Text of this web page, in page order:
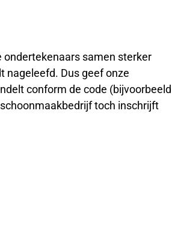
ondertekenaars samen sterker
nageleefd. Dus geef onze
conform de code (bijvoorbeeld
toch inschrijft